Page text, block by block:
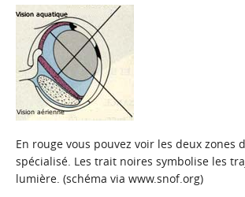
En rouge vous pouvez voir les deux zones
spécialisé. Les trait noires symbolise les
lumière. (schéma via www.snof.org)